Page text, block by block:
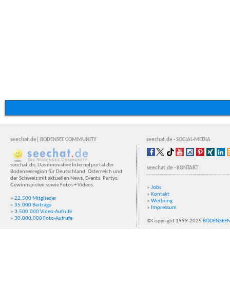
seechat.de| BODENSEE COMMUNITY seechat.de - SOCIAL-MEDIA
seechat.de: Das innovative Internetportal der
Bodenseeregion für Deutschland, Österreich und
der Schweiz mit aktuellen News, Events, Partys,
Gewinnspielen sowie Fotos + Videos.
» 22.500 Mitglieder
» 35.000 Beiträge
» 3.500.000 Video-Aufrufe
» 30.000.000 Foto-Aufrufe
seechat.de - KONTAKT
» Jobs
» Kontakt
» Werbung
» Impressum
©Copyright 1999-2025